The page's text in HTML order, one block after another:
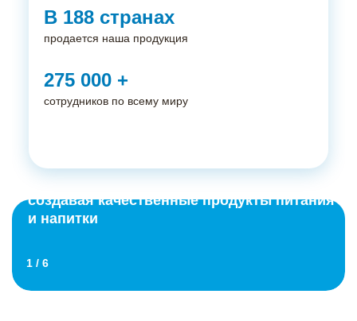
В 188странах
продается наша продукция
275 000+
сотрудников по всему миру
#1 работодатель
Более150лет
7000+
Присоединяйся к нам, мы:
создавая качественные продукты питания
и напитки
1/ 6